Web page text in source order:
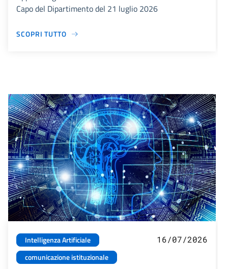
Capo del Dipartimento del 21 luglio 2026
SCOPRI TUTTO
Intelligenza Artificiale
comunicazione istituzionale
16/07/2026